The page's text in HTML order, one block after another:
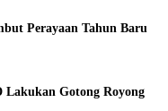
Perayaan Tahun Baru
Lakukan Gotong Royong